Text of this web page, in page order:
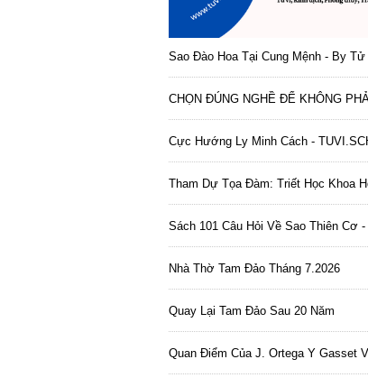
Sao Đào Hoa Tại Cung Mệnh - By Tử
CHỌN ĐÚNG NGHỀ ĐỂ KHÔNG
Cực Hướng Ly Minh Cách -
Tham Dự Tọa Đàm: Triết Học Khoa
Sách 101 Câu Hỏi Về Sao Thiên Cơ
Nhà Thờ Tam Đảo Tháng 7.2026
Quay Lại Tam Đảo Sau 20 Năm
Quan Điểm Của J. Ortega Y Gasset